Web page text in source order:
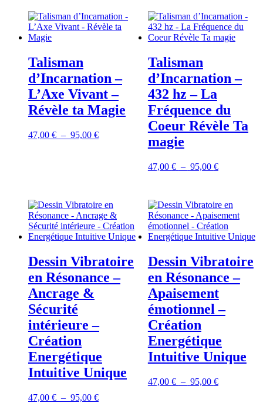
Talisman
d’Incarnation –
L’Axe Vivant –
Révèle ta Magie
47,00 € – 95,00 €Plage
Talisman
d’Incarnation –
432 hz – La
Fréquence du
Coeur Révèle Ta
magie
47,00 € – 95,00 €Plage
à
95,00 €
Dessin Vibratoire
en Résonance –
Ancrage &
Sécurité
intérieure –
Création
Energétique
Intuitive Unique
47,00 € – 95,00 €Plage
Dessin Vibratoire
en Résonance –
Apaisement
émotionnel –
Création
Energétique
Intuitive Unique
47,00 € – 95,00 €Plage